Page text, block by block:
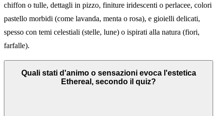
chiffon o tulle, dettagli in pizzo, finiture iridescenti o perlacee, colori
pastello morbidi (come lavanda, menta o rosa), e gioielli delicati,
spesso con temi celestiali (stelle, lune) o ispirati alla natura (fiori,
farfalle).
Quali stati d'animo o sensazioni evoca l'estetica
Ethereal, secondo il quiz?